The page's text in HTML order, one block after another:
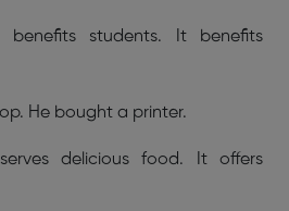
benefits students. It benefits
He bought a printer.
delicious food. It offers